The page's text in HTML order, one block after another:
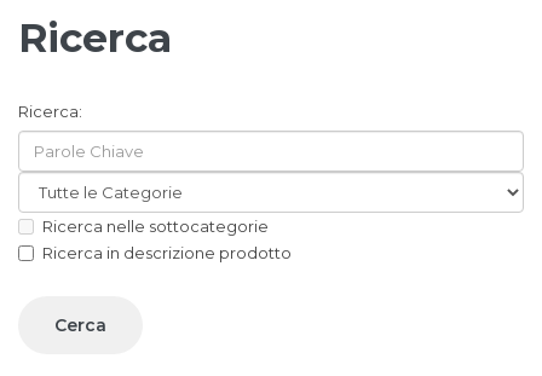
Ricerca
Ricerca:
Ricerca nelle sottocategorie
Ricerca in descrizione prodotto